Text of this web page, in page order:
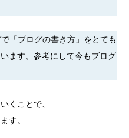
「ブログの書き方」をとても
ます。参考にして今もブログ
くことで、
す。